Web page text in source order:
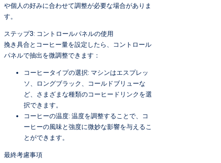
や個人の好みに合わせて調整が必要な場合がありま
す。
ステップ3: コントロールパネルの使用
挽き具合とコーヒー量を設定したら、コントロール
パネルで抽出を微調整できます：
コーヒータイプの選択: マシンはエスプレッ
ソ、ロングブラック、コールドブリューな
ど、さまざまな種類のコーヒードリンクを選
択できます。
コーヒーの温度: 温度を調整することで、コ
ーヒーの風味と強度に微妙な影響を与えるこ
とができます。
最終考慮事項